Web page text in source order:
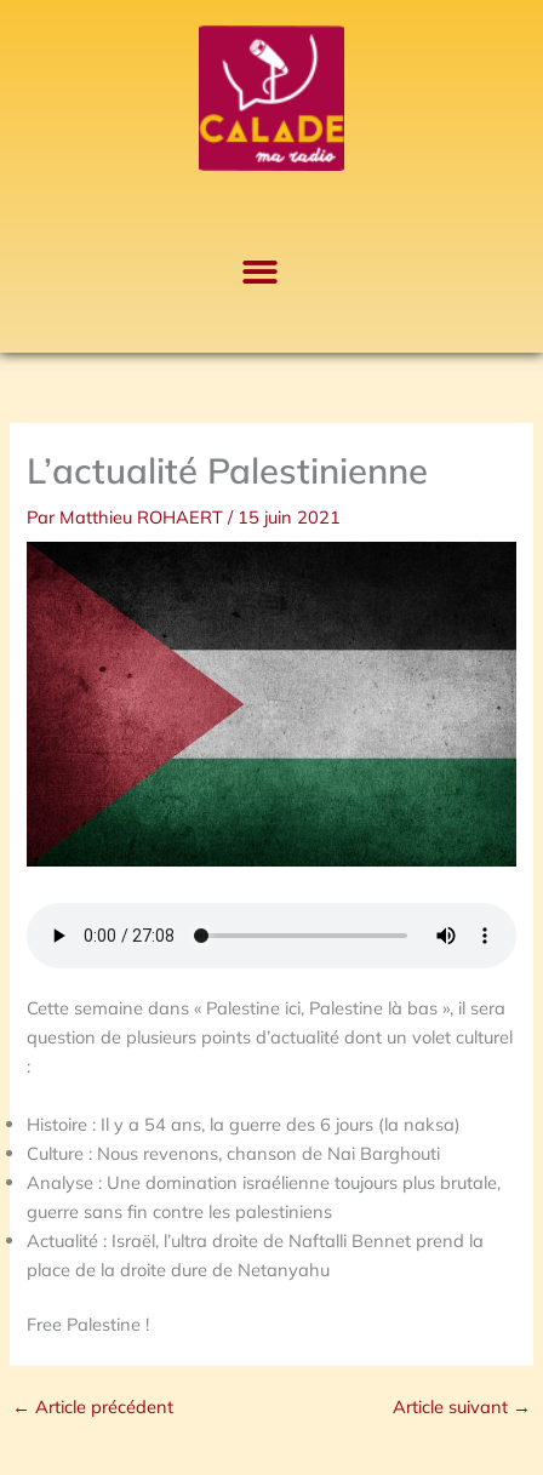
L’actualité Palestinienne
Par Matthieu ROHAERT/ 15 juin 2021
Cette semaine dans « Palestine ici, Palestine là bas », il sera
question de plusieurs points d’actualité dont un volet culturel
:
Histoire : Il y a 54 ans, la guerre des 6 jours (la naksa)
Culture : Nous revenons, chanson de Nai Barghouti
Analyse : Une domination israélienne toujours plus brutale,
guerre sans fin contre les palestiniens
Actualité : Israël, l’ultra droite de Naftalli Bennet prend la
place de la droite dure de Netanyahu
Free Palestine !
← Article précédent Article suivant →